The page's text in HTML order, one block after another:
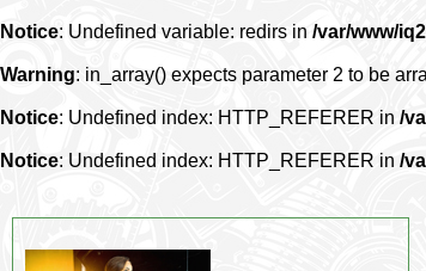
Notice: Undefined variable: redirs in /var/www/
Warning: in_array() expects parameter 2 to be
Notice: Undefined index: HTTP_REFERER in /
Notice: Undefined index: HTTP_REFERER in /